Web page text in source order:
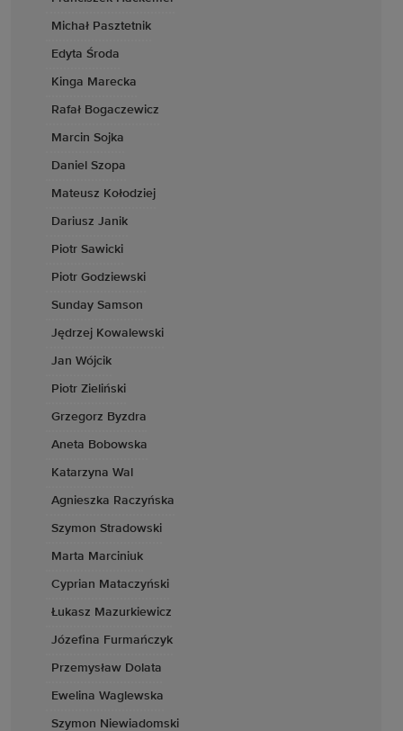
Michał Pasztetnik
Edyta Środa
Kinga Marecka
Rafał Bogaczewicz
Marcin Sojka
Daniel Szopa
Mateusz Kołodziej
Dariusz Janik
Piotr Sawicki
Piotr Godziewski
Sunday Samson
Jędrzej Kowalewski
Jan Wójcik
Piotr Zieliński
Grzegorz Byzdra
Aneta Bobowska
Katarzyna Wal
Agnieszka Raczyńska
Szymon Stradowski
Marta Marciniuk
Cyprian Mataczyński
Łukasz Mazurkiewicz
Józefina Furmańczyk
Przemysław Dolata
Ewelina Waglewska
Szymon Niewiadomski